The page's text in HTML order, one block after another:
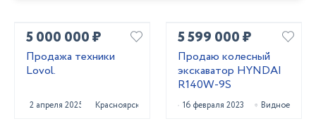
5 000 000 ₽
Продажа техники
Lovol.
2 апреля 2025 Красноярск
5 599 000 ₽
Продаю колесный
экскаватор HYNDAI
R140W-9S
16 февраля 2023 Видное